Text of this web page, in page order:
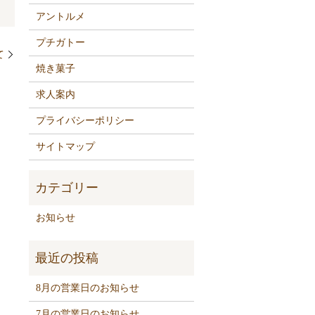
アントルメ
プチガトー
焼き菓子
求人案内
プライバシーポリシー
サイトマップ
お知らせ
8月の営業日のお知らせ